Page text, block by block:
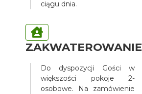
ciągu dnia.
ZAKWATEROWANIE
Do dyspozycji Gości w
większości pokoje 2-
osobowe. Na zamówienie